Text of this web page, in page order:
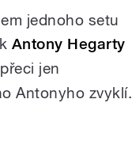
jednoho setu
Antony Hegarty
jen
Antonyho zvyklí.